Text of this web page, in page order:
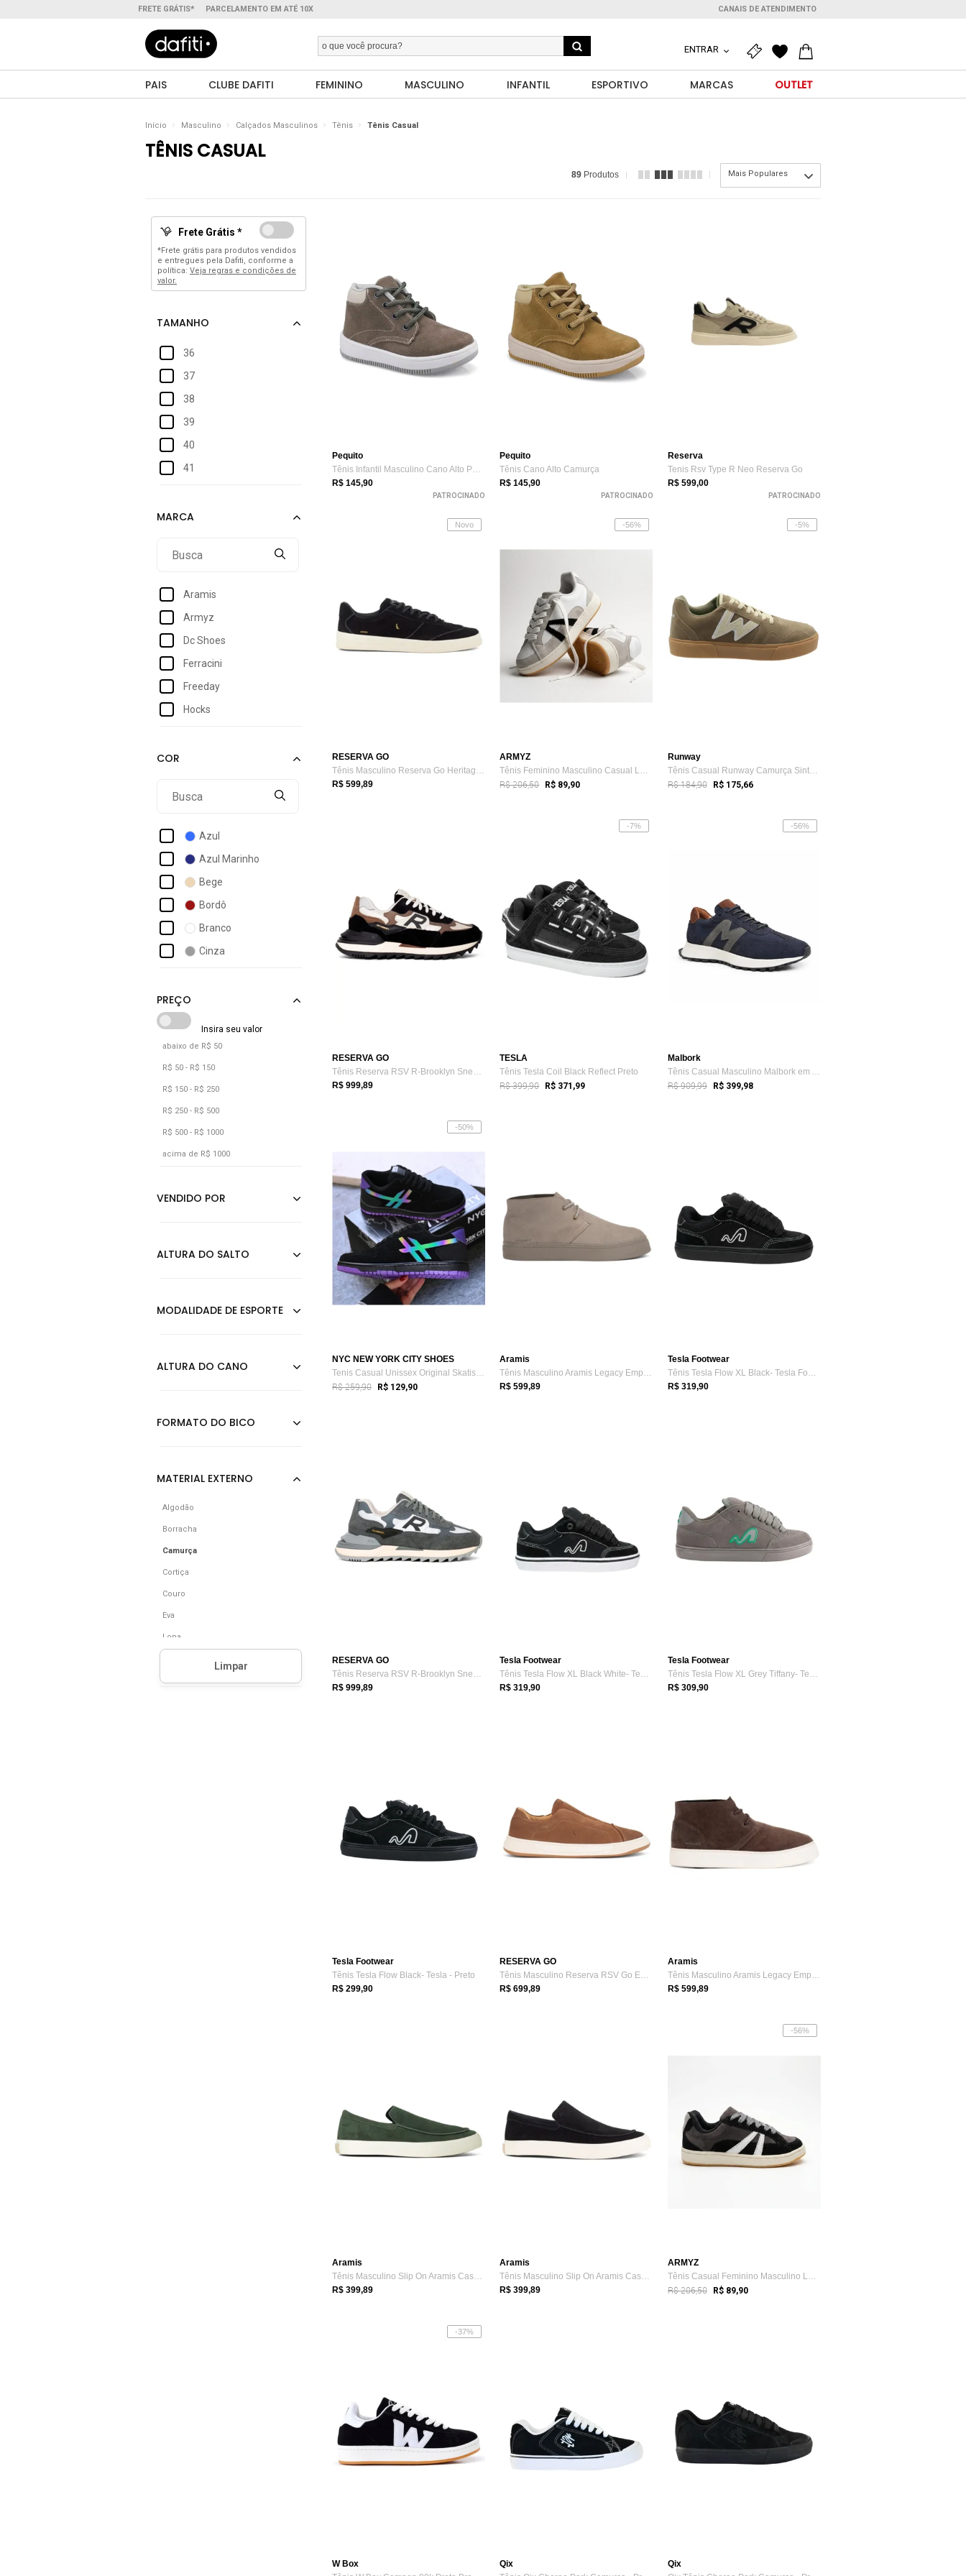
FRETE GRÁTIS* PARCELAMENTO EM ATÉ 10X CANAIS DE ATENDIMENTO
ENTRAR
PAIS CLUBE DAFITI FEMININO MASCULINO INFANTIL ESPORTIVO MARCAS OUTLET
Início Masculino Calçados Masculinos Tênis Tênis Casual
TÊNIS CASUAL
89 Produtos Mais Populares
Frete Grátis *
*Frete grátis para produtos vendidos
e entregues pela Dafiti, conforme a
política: Veja regras e condições de
valor.
36
37
38
39
40
41
43
Aramis
Armyz
Dc Shoes
Ferracini
Freeday
Hocks
Old Tribe
Azul
Azul Marinho
Bege
Bordô
Branco
Cinza
Preto
Roxo
Verde
Verde Militar
abaixo de R$ 50
R$ 50 - R$ 150
R$ 150 - R$ 250
R$ 250 - R$ 500
R$ 500 - R$ 1000
acima de R$ 1000
Algodão
Borracha
Camurça
Cortiça
Couro
Eva
Lona
Napa
Pequito
Tênis Infantil Masculino Cano Alto Pequi...
R$ 145,90
PATROCINADO
Pequito
Tênis Cano Alto Camurça
R$ 145,90
PATROCINADO
Reserva
Tenis Rsv Type R Neo Reserva Go
R$ 599,00
PATROCINADO
Novo
RESERVA GO
Tênis Masculino Reserva Go Heritage Akro...
R$ 599,89
-56%
ARMYZ
Tênis Feminino Masculino Casual Leve Co...
R$ 206,50 R$ 89,90
-5%
Runway
Tênis Casual Runway Camurça Sintética Re...
R$ 184,90 R$ 175,66
RESERVA GO
Tênis Reserva RSV R-Brooklyn Sneaker Chu...
R$ 999,89
-7%
TESLA
Tênis Tesla Coil Black Reflect Preto
R$ 399,90 R$ 371,99
-56%
Malbork
Tênis Casual Masculino Malbork em Azul ...
R$ 909,99 R$ 399,98
-50%
NYC NEW YORK CITY SHOES
Tenis Casual Unissex Original Skatista N...
R$ 259,90 R$ 129,90
Aramis
Tênis Masculino Aramis Legacy Empire Cam...
R$ 599,89
Tesla Footwear
Tênis Tesla Flow XL Black- Tesla Footwe...
R$ 319,90
RESERVA GO
Tênis Reserva RSV R-Brooklyn Sneaker Chu...
R$ 999,89
Tesla Footwear
Tênis Tesla Flow XL Black White- Tesla F...
R$ 319,90
Tesla Footwear
Tênis Tesla Flow XL Grey Tiffany- Tesla - Cinza
R$ 309,90
Tesla Footwear
Tênis Tesla Flow Black- Tesla - Preto
R$ 299,90
RESERVA GO
Tênis Masculino Reserva RSV Go Easy Slip...
R$ 699,89
Aramis
Tênis Masculino Aramis Legacy Empire Cam...
R$ 599,89
Aramis
Tênis Masculino Slip On Aramis Casual Ea...
R$ 399,89
Aramis
Tênis Masculino Slip On Aramis Casual Ea...
R$ 399,89
-56%
ARMYZ
Tênis Casual Feminino Masculino Leve Con...
R$ 206,50 R$ 89,90
-37%
W Box
Qix
Qix